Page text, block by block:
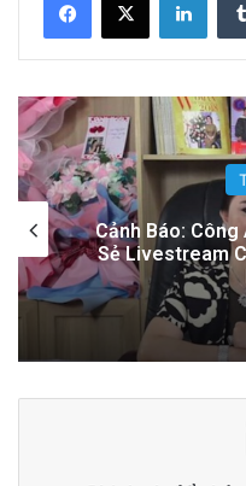
Đọc thêmRead More
Sự Kiện
Triệu Người
Hằng